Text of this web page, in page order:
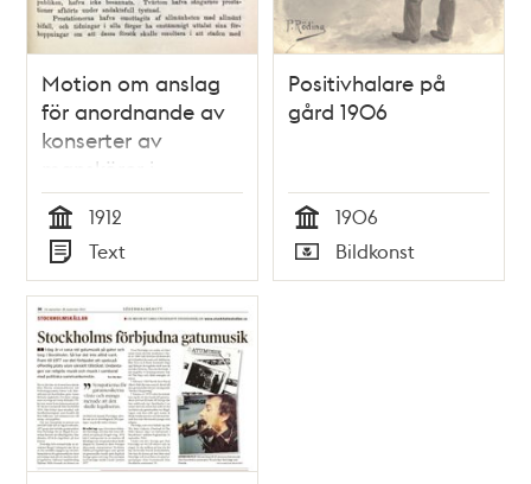
Motion om anslag
för anordnande av
konserter av
manskörer i
Stockholms parker -
Stadsfullmäktige
1912
Tid
1912
Typ
Text
Positivhalare på
gård 1906
Tid
1906
Typ
Bildkonst